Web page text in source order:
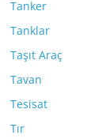
Tanker
Tanklar
Taşıt Araç
Tavan
Tesisat
Tır